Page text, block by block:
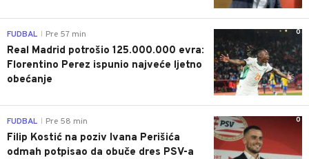
0
FUDBAL Pre 57 min
Real Madrid potrošio 125.000.000 evra:
Florentino Perez ispunio najveće ljetno
obećanje
0
FUDBAL Pre 58 min
Filip Kostić na poziv Ivana Perišića
odmah potpisao da obuče dres PSV-a